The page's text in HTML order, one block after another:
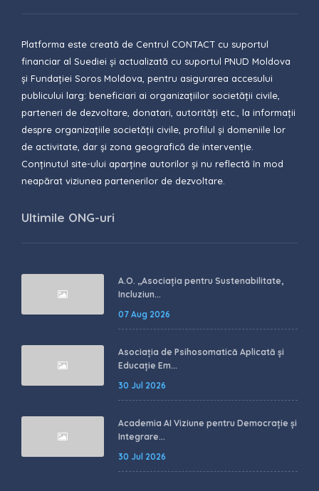
Platforma este creată de Centrul CONTACT cu suportul
financiar al Suediei și actualizată cu suportul PNUD Moldova
și Fundației Soros Moldova, pentru asigurarea accesului
publicului larg: beneficiari ai organizațiilor societății civile,
parteneri de dezvoltare, donatari, autorități etc., la informații
despre organizațiile societății civile, profilul și domeniile lor
de activitate, dar și zona geografică de intervenție.
Conținutul site-ului aparține autorilor și nu reflectă în mod
neapărat viziunea partenerilor de dezvoltare.
Ultimile ONG-uri
A.O. ,,Asociația pentru Sustenabilitate,
Incluziun...
07 Aug 2026
Asociația de Psihosomatică Aplicată și
Educație Em...
30 Jul 2026
Academia AI Viziune pentru Democrație și
Integrare...
30 Jul 2026